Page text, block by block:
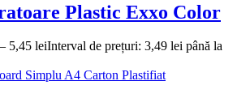
Plastic Exxo Color
– 5,45 leiInterval de prețuri: 3,49 lei până la